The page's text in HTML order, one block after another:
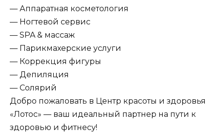
— Аппаратная косметология
— Ногтевой сервис
— SPA & массаж
— Парикмахерские услуги
— Коррекция фигуры
— Депиляция
— Солярий
Добро пожаловать в Центр красоты и здоровья
«Лотос» — ваш идеальный партнер на пути к
здоровью и фитнесу!